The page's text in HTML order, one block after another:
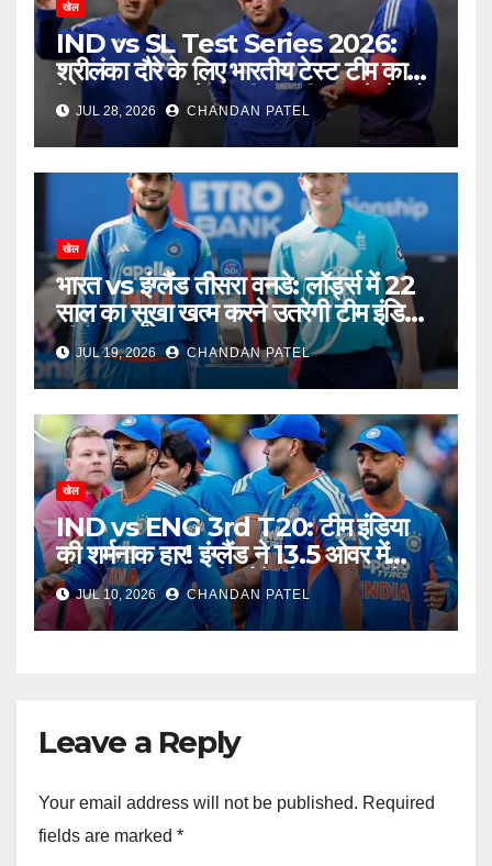
खेल
IND vs SL Test Series 2026:
श्रीलंका दौरे के लिए भारतीय टेस्ट टीम का
ऐलान, बुमराह-जडेजा की वापसी, नए चेहरे को
मिला बड़ा मौका
JUL 28, 2026 CHANDAN PATEL
खेल
भारत vs इंग्लैंड तीसरा वनडे: लॉर्ड्स में 22
साल का सूखा खत्म करने उतरेगी टीम इंडिया,
सीरीज का फैसला आज
JUL 19, 2026 CHANDAN PATEL
खेल
IND vs ENG 3rd T20: टीम इंडिया
की शर्मनाक हार! इंग्लैंड ने 13.5 ओवर में
उड़ाया भारत, अब टीम मैनेजमेंट पर उठ रहे
बड़े सवाल
JUL 10, 2026 CHANDAN PATEL
Leave a Reply
Your email address will not be published. Required
fields are marked *